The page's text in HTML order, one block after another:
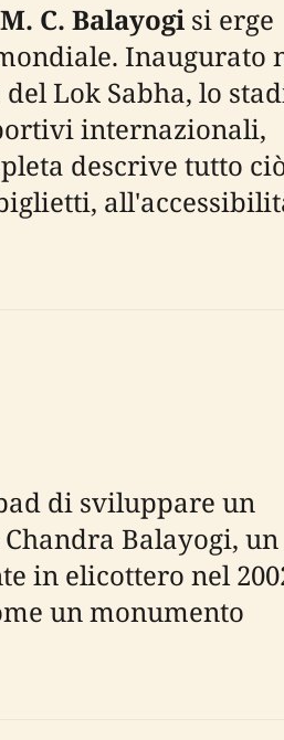
C. Balayogi si erge
Inaugurato
Lok Sabha, lo
internazionali,
descrive tutto
di sviluppare un
Balayogi, un
in elicottero nel
un monumento